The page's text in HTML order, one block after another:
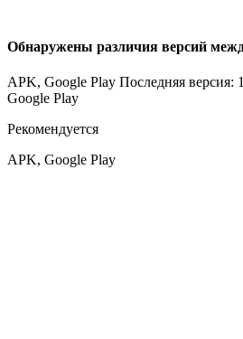
Обнаружены различия версий
APK, Google Play Последняя версия:
Google Play
Рекомендуется
APK, Google Play